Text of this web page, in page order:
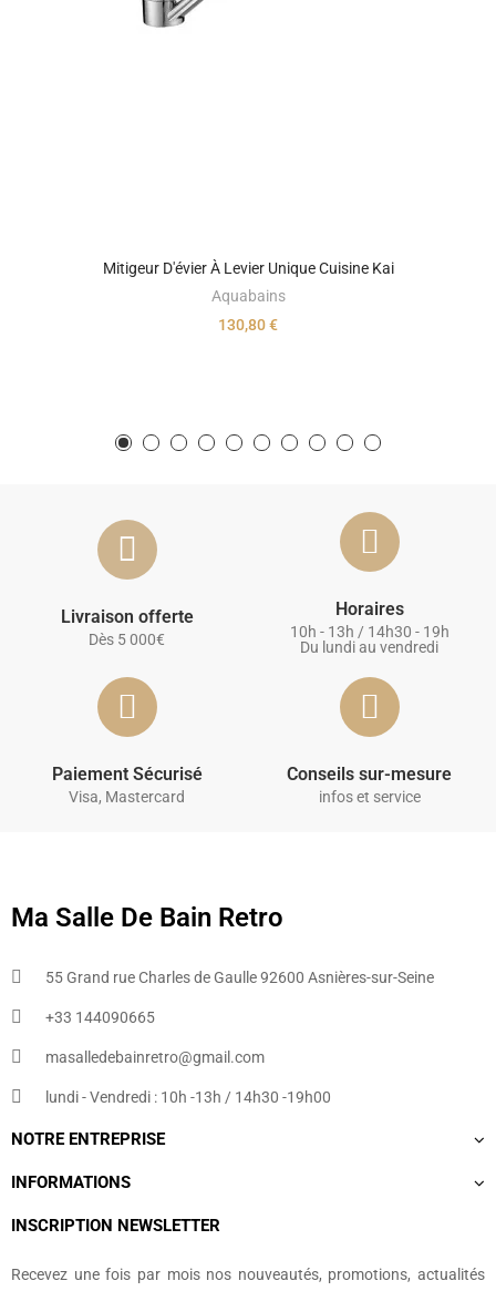
Mitigeur D'évier À Levier Unique Cuisine Kai
Aquabains
130,80 €
Livraison offerte
Dès 5 000€
Horaires
10h - 13h / 14h30 - 19h
Du lundi au vendredi
Paiement Sécurisé
Visa, Mastercard
Conseils sur-mesure
infos et service
Ma Salle De Bain Retro
55 Grand rue Charles de Gaulle 92600 Asnières-sur-Seine
+33 144090665​
masalledebainretro@gmail.com
lundi - Vendredi : 10h -13h / 14h30 -19h00
NOTRE ENTREPRISE
INFORMATIONS
INSCRIPTION NEWSLETTER
Recevez une fois par mois nos nouveautés, promotions, actualités